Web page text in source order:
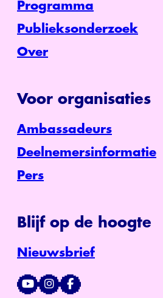
Programma
Publieksonderzoek
Over
Voor organisaties
Ambassadeurs
Deelnemersinformatie
Pers
Blijf op de hoogte
Nieuwsbrief